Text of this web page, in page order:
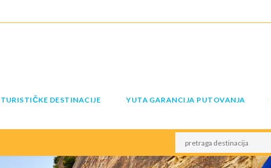
TURISTIČKE DESTINACIJE YUTA GARANCIJA PUTOVANJA